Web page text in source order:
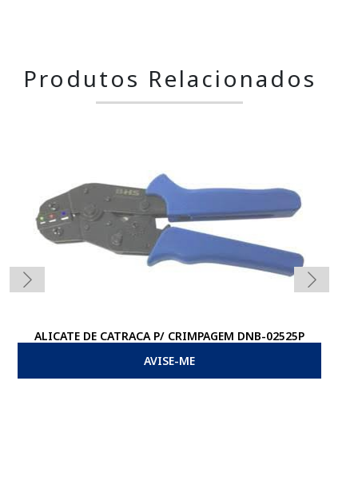
Produtos Relacionados
ALICATE DE CATRACA P/ CRIMPAGEM DNB-02525P
AVISE-ME